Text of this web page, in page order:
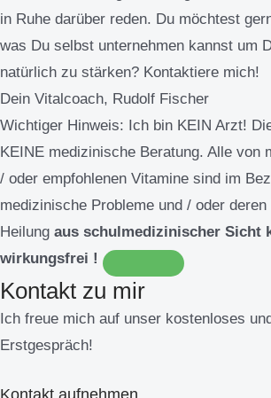
in Ruhe darüber reden. Du möchtest
was Du selbst unternehmen kannst um
natürlich zu stärken? Kontaktiere mich!
Dein Vitalcoach, Rudolf Fischer
Wichtiger Hinweis: Ich bin KEIN Arzt!
KEINE medizinische Beratung. Alle von
/ oder empfohlenen Vitamine sind im
medizinische Probleme und / oder deren
Heilung aus schulmedizinischer Sicht
wirkungsfrei !
Kontakt zu mir
Ich freue mich auf unser kostenloses
Erstgespräch!
Kontakt aufnehmen